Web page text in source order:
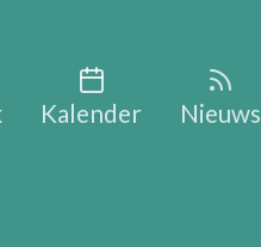
navigation
Kalender Nieuws